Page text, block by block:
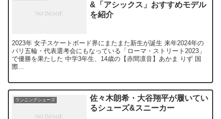
&「アシックス」おすすめモデル
を紹介
2023年 女子スケートボード界にまたまた新生が誕生 来年2024年の
パリ五輪・代表選考会にもなっている「ローマ・ストリート2023」
で優勝を果たした 中学3年生、14歳の【赤間凛音】あかま りず 国
際...
ランニングシューズ
佐々木朗希・大谷翔平が履いてい
るシューズ&スニーカー